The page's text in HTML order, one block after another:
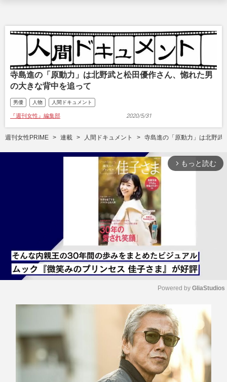
寺島進の「原動力」は北野武と松田優作さん、惚れた男
の大きな背中を追って
男優 人物 人間ドキュメント
『週刊女性』編集部 2020/5/31
週刊女性PRIME 連載 人間ドキュメント 寺島進の「原動力」は北野武
arrow_forward_ios もっと読む
Powered by GliaStudios